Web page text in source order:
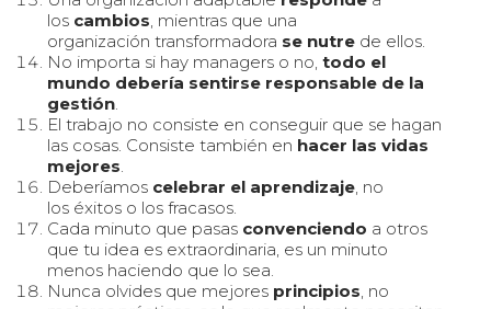
los cambios, mientras que una
organización transformadora se nutrede ellos.
No importa si hay managers o no, todo el
mundo debería sentirse responsable de la
gestión.
El trabajo no consiste en conseguir que se hagan
las cosas. Consiste también en hacer las vidas
mejores.
Deberíamos celebrar el aprendizaje, no
los éxitos o los fracasos.
Cada minuto que pasas convenciendo a otros
que tu idea es extraordinaria, es un minuto
menos haciendo que lo sea.
Nunca olvides que mejores principios, no